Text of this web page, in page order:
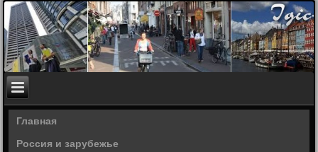
Главная
Россия и зарубежье